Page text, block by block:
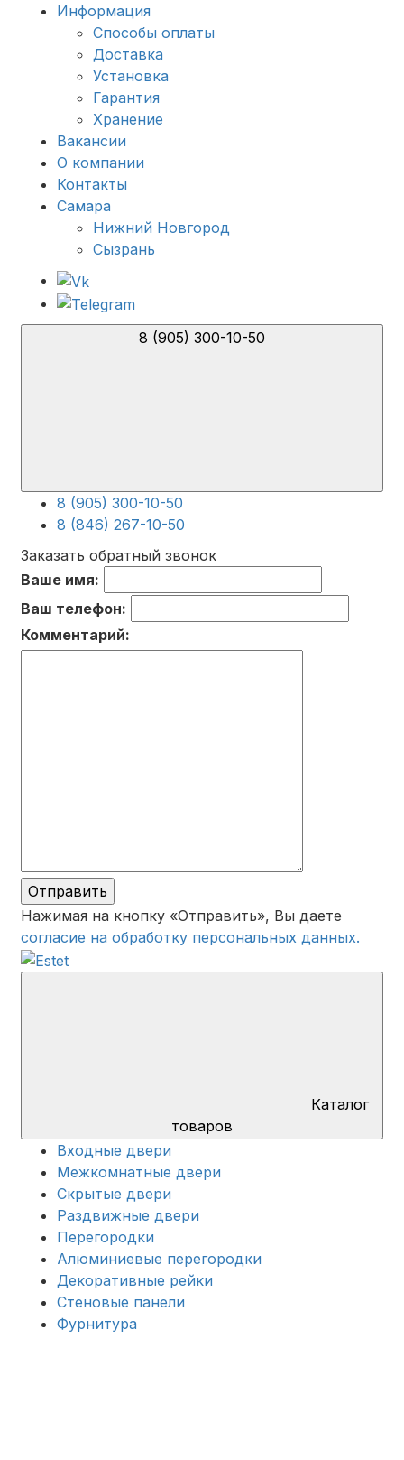
Информация
Способы оплаты
Доставка
Установка
Гарантия
Хранение
Вакансии
О компании
Контакты
Самара
Нижний Новгород
Сызрань
8 (905) 300-10-50
8 (846) 267-10-50
Заказать обратный звонок
Ваше имя:
Ваш телефон:
Комментарий:
Отправить
Нажимая на кнопку «Отправить», Вы даете
согласие на обработку персональных данных.
Каталог
товаров
Входные двери
Межкомнатные двери
Скрытые двери
Раздвижные двери
Перегородки
Алюминиевые перегородки
Декоративные рейки
Стеновые панели
Фурнитура